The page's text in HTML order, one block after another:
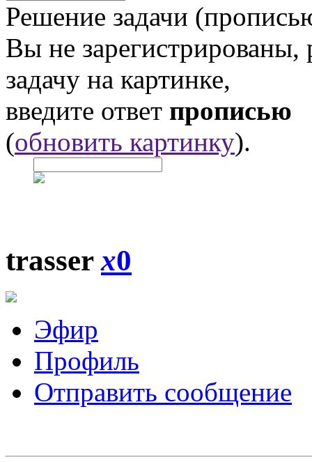
Решение задачи
Вы не
задачу на картинке,
введите ответ прописью
(обновить картинку).
trasserx0
Эфир
Профиль
Отправить сообщение